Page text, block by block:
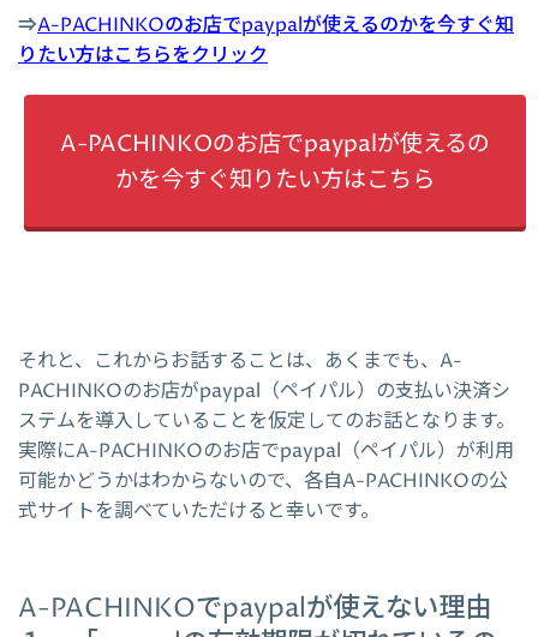
⇒A-PACHINKOのお店でpaypalが使えるのかを今すぐ知
りたい方はこちらをクリック
A-PACHINKOのお店でpaypalが使えるの
かを今すぐ知りたい方はこちら
それと、これからお話することは、あくまでも、A-
PACHINKOのお店がpaypal（ペイパル）の支払い決済シ
ステムを導入していることを仮定してのお話となります。
実際にA-PACHINKOのお店でpaypal（ペイパル）が利用
可能かどうかはわからないので、各自A-PACHINKOの公
式サイトを調べていただけると幸いです。
A-PACHINKOでpaypalが使えない理由